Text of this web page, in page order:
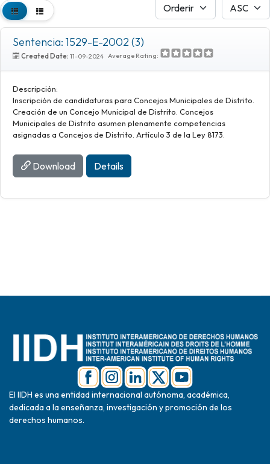
Sentencia: 1529-E-2002 (3)
Created Date: 11-09-2024 Average Rating:
Descripción:
Inscripción de candidaturas para Concejos Municipales de Distrito.
Creación de un Concejo Municipal de Distrito. Concejos
Municipales de Distrito asumen plenamente competencias
asignadas a Concejos de Distrito. Artículo 3 de la Ley 8173.
Download Details
El IIDH es una entidad internacional autónoma, académica,
dedicada a la enseñanza, investigación y promoción de los
derechos humanos.